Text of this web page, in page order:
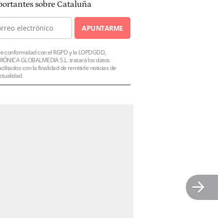
sobre Cataluña
APUNTARME
conformidad con el RGPD y la LOPDGDD,
GLOBALMEDIA S.L. tratará los datos
con la finalidad de remitirle noticias de